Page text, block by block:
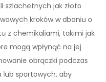
szlachetnych jak złoto
kroków w dbaniu o
z chemikaliami, takimi jak
mogą wpłynąć na jej
obrączki podczas
sportowych, aby